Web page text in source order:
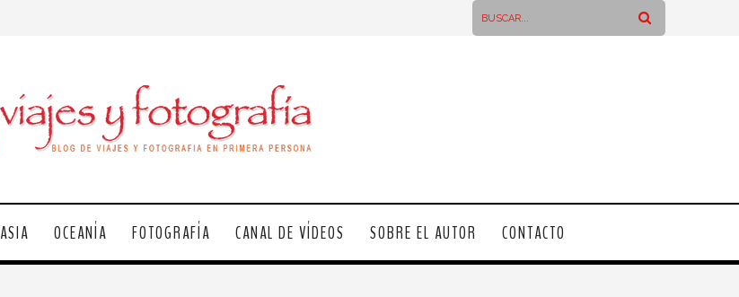
ASIA OCEANÍA FOTOGRAFÍA CANAL DE VÍDEOS SOBRE EL AUTOR CONTACTO